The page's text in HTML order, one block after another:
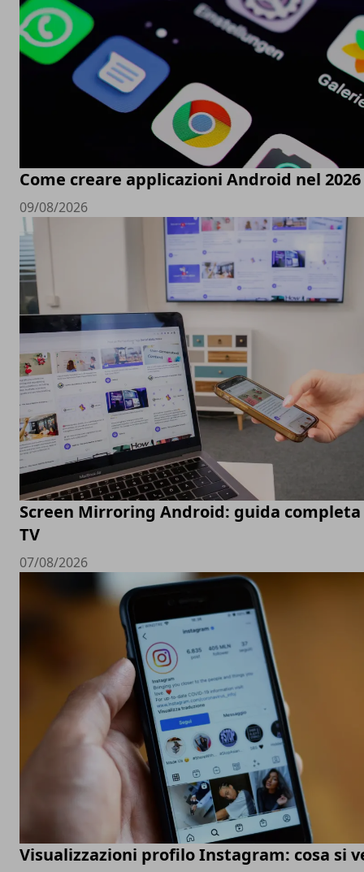
Come creare applicazioni Android nel 2026
09/08/2026
Screen Mirroring Android: guida
TV
07/08/2026
Visualizzazioni profilo Instagram: cosa si